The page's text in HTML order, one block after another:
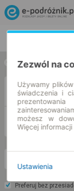
w jedną stronę
DO
Preferuj bez
Zezwól na
Używamy
świadczenia i
możesz w
Więcej
Ustawienia